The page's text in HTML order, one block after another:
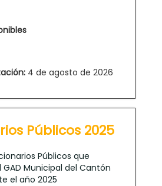
4 de agosto de 2026
Públicos 2025
Públicos que
Municipal del Cantón
el año 2025